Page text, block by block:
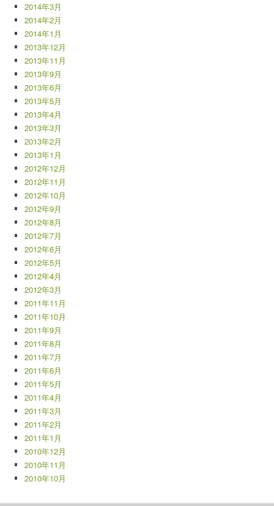
2014年3月
2014年2月
2014年1月
2013年12月
2013年11月
2013年9月
2013年6月
2013年5月
2013年4月
2013年3月
2013年2月
2013年1月
2012年12月
2012年11月
2012年10月
2012年9月
2012年8月
2012年7月
2012年6月
2012年5月
2012年4月
2012年3月
2011年11月
2011年10月
2011年9月
2011年8月
2011年7月
2011年6月
2011年5月
2011年4月
2011年3月
2011年2月
2011年1月
2010年12月
2010年11月
2010年10月